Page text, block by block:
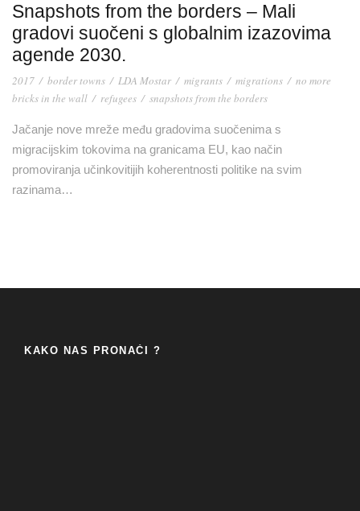
Snapshots from the borders – Mali
gradovi suočeni s globalnim izazovima
agende 2030.
2017 / border towns / LDA Mostar / migrants / migrations / no more
bricks in the wall / refugees / snapshots from the borders
Jačanje nove mreže među gradovima suočenima s
migracijskim tokovima na granicama EU, kao način
promoviranja učinkovitijih koherentnosti politike na svim
razinama…
KAKO NAS PRONAĆI ?